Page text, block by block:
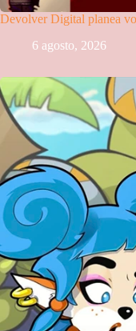
Devolver Digital planea
6 agosto, 2026